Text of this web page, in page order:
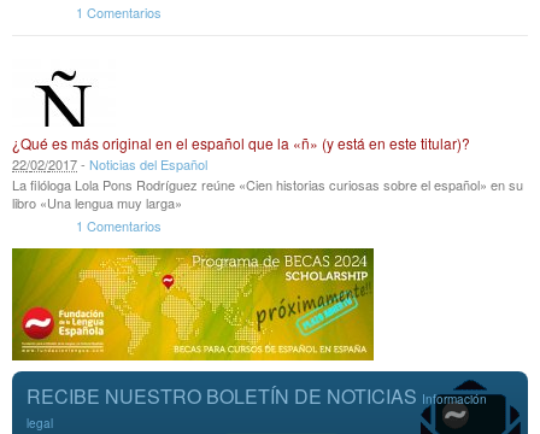
1 Comentarios
¿Qué es más original en el español que la «ñ» (y está en este titular)?
22/02/2017- Noticias del Español
La filóloga Lola Pons Rodríguez reúne «Cien historias curiosas sobre el español» en su
libro «Una lengua muy larga»
1 Comentarios
RECIBE NUESTRO BOLETÍN DE NOTICIAS Información
legal